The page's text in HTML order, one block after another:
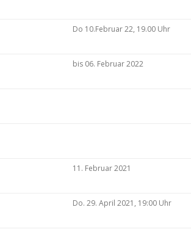
Do 10.Februar 22, 19.00 Uhr
bis 06. Februar 2022
11. Februar 2021
Do. 29. April 2021, 19:00 Uhr